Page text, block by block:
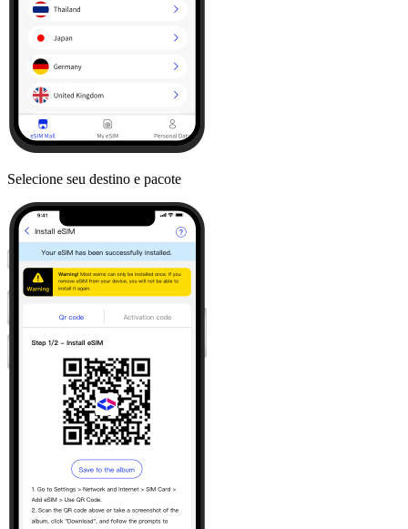
Selecione seu destino e pacote